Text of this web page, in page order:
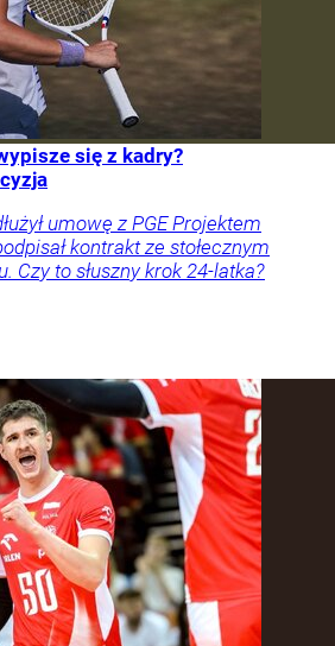
się z kadry?
umowę z PGE Projektem
kontrakt ze stołecznym
Czy to słuszny krok 24-latka?